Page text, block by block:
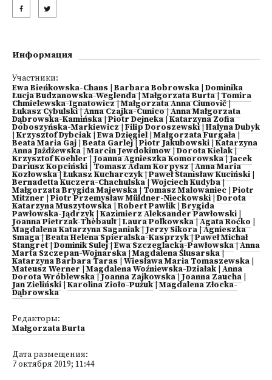
Информация
Участники:
Ewa Bieńkowska-Chans Barbara Bobrowska Dominika
Łucja Budzanowska-Weglenda|Małgorzata Burta|Tomira
Chmielewska-Ignatowicz|Małgorzata Anna Ciunovič|
Łukasz Cybulski|Anna Czajka-Cunico|Anna Małgorzata
Dąbrowska-Kamińska|Piotr Dejneka| Katarzyna Zofia
Doboszyńska-Markiewicz|Filip Doroszewski|Halyna Dubyk
|Krzysztof Dybciak|Ewa Dzięgiel|Małgorzata Furgała|
Beata Maria Gaj|Beata Garlej|Piotr Jakubowski|Katarzyna
Anna Jażdżewska|Marcin Jewdokimow|Dorota Kielak|
Krzysztof Koehler|Joanna Agnieszka Komorowska|Jacek
Dariusz Kopciński Tomasz Adam Korpysz|Anna Maria
Kozłowska|Łukasz Kucharczyk|Paweł Stanisław Kuciński
Bernadetta Kuczera-Chachulska |Wojciech Kudyba|
Małgorzata Brygida Majewska|Tomasz Malowaniec Piotr
Mitzner|Piotr Przemysław Müldner-Nieckowski|Dorota
Katarzyna Muszytowska|Robert Pawlik|Brygida
Pawłowska-Jądrzyk|Kazimierz Aleksander Pawłowski
Joanna Pietrzak-Thèbault|Laura Polkowska|Agata Roćko
Magdalena Katarzyna Saganiak|Jerzy Sikora |Agnieszka
Smaga|Beata Helena Spieralska-Kasprzyk|Paweł Michał
Stangret|Dominik Sulej|Ewa Szczeglacka-Pawłowska|Anna
Marta Szczepan-Wojnarska|Magdalena Ślusarska|
Katarzyna Barbara Taras|Wiesława Maria Tomaszewska
Mateusz Werner|Magdalena Woźniewska-Działak|Anna
Dorota Wróblewska|Joanna Zajkowska|Joanna Zaucha|
Jan Zieliński|Karolina Zioło-Pużuk|Magdalena Złocka-
Dąbrowska
Редакторы:
Małgorzata Burta
Дата размещения:
7 октября 2019; 11:44